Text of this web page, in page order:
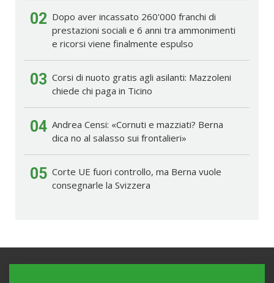
02 Dopo aver incassato 260'000 franchi di
prestazioni sociali e 6 anni tra ammonimenti
e ricorsi viene finalmente espulso
03 Corsi di nuoto gratis agli asilanti: Mazzoleni
chiede chi paga in Ticino
04 Andrea Censi: «Cornuti e mazziati? Berna
dica no al salasso sui frontalieri»
05 Corte UE fuori controllo, ma Berna vuole
consegnarle la Svizzera